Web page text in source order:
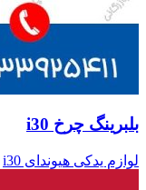
بلبرینگ چرخ i30
لوازم یدکی هیوندای i30